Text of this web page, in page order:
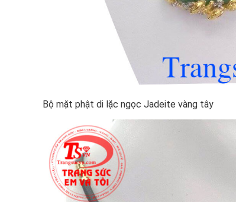
Bộ mặt phật di lặc ngọc Jadeite vàng tây